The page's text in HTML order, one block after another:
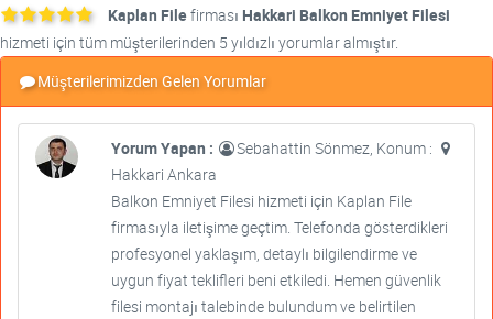
Kaplan Filefirması Hakkari Balkon Emniyet Filesi
hizmeti için tüm müşterilerinden 5 yıldızlı yorumlar almıştır.
Müşterilerimizden Gelen Yorumlar
Yorum Yapan :
Sebahattin Sönmez, Konum :
Hakkari Ankara
Balkon Emniyet Filesi hizmeti için Kaplan File
firmasıyla iletişime geçtim. Telefonda gösterdikleri
profesyonel yaklaşım, detaylı bilgilendirme ve
uygun fiyat teklifleri beni etkiledi. Hemen güvenlik
filesi montajı talebinde bulundum ve belirtilen